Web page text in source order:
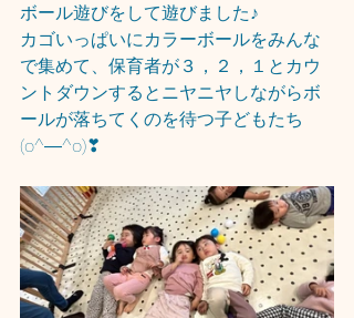
ボール遊びをして遊びました♪
カゴいっぱいにカラーボールをみんな
で集めて、保育者が３，２，１とカウ
ントダウンするとニヤニヤしながらボ
ールが落ちてくのを待つ子どもたち
(o^―^o)❣